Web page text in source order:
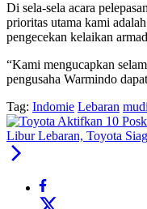
Di sela-sela acara
prioritas utama kami
pengecekan kelaikan
“Kami mengucapkan
pengusaha Warmindo
Tag: Indomie Lebaran
Libur Lebaran, Toyota